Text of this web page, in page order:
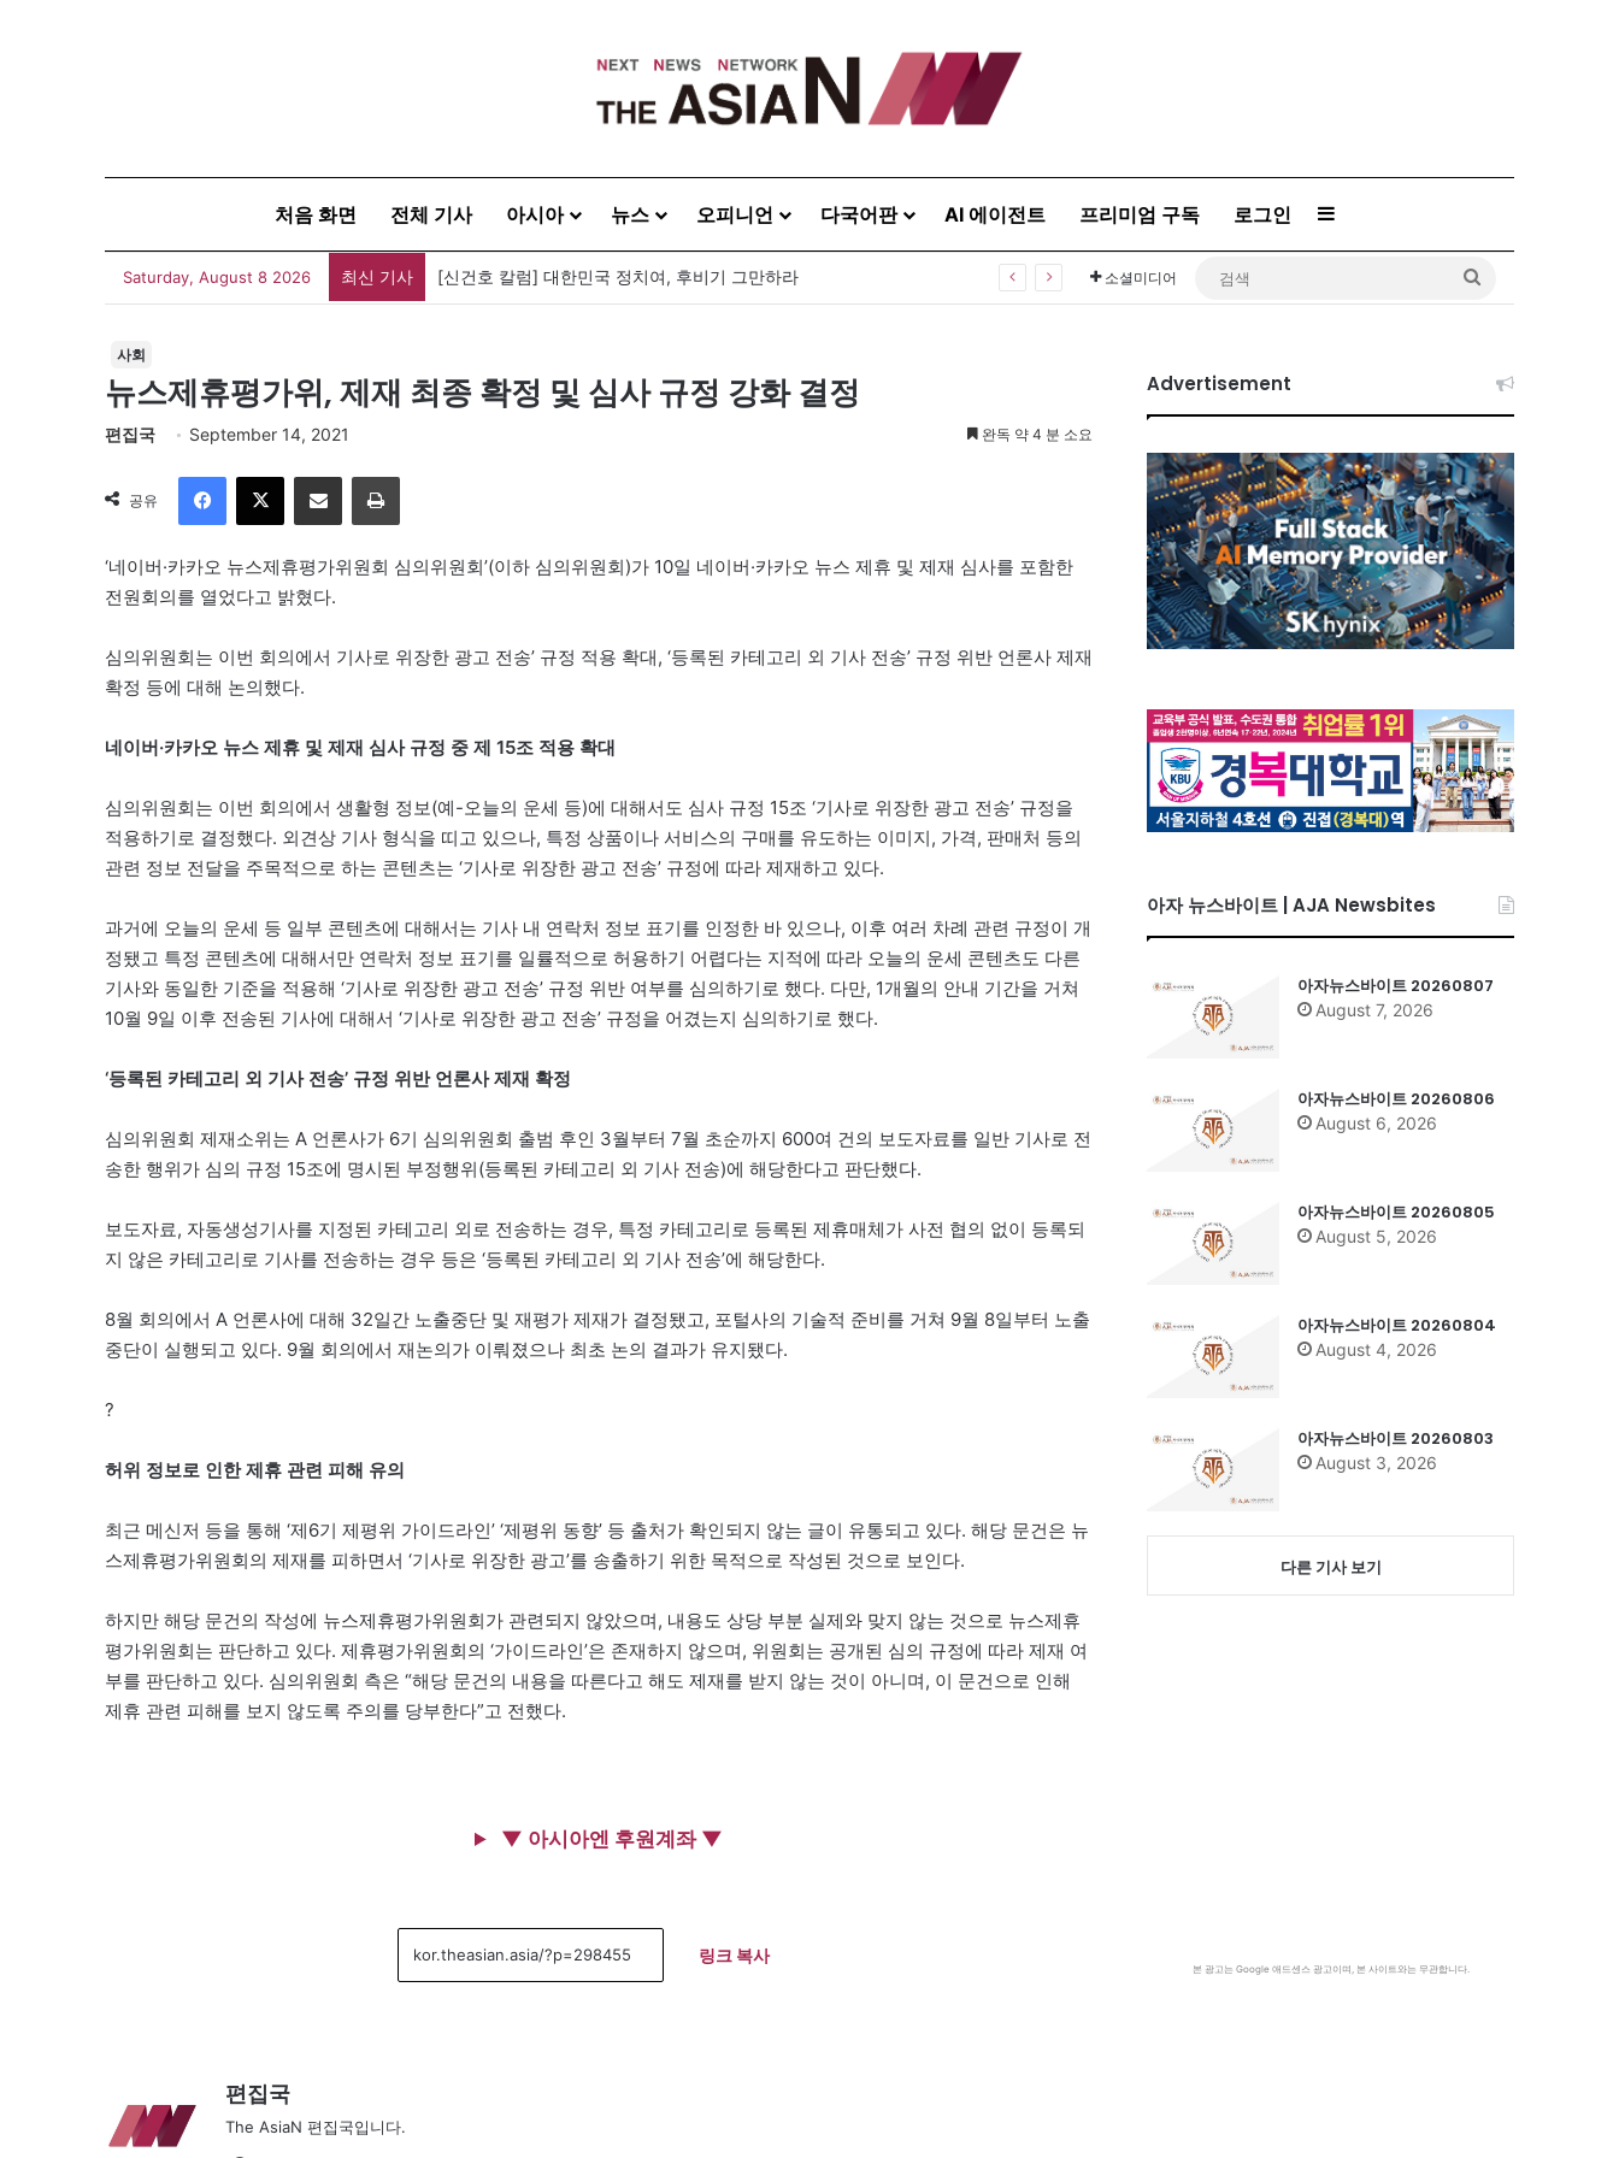
처음 화면 전체 기사 아시아 뉴스 오피니언 다국어판 AI 에이전트 프리미엄 구독 로그인 Sidebar
Saturday, August 8 2026 최신 기사 [신건호 칼럼] 대한민국 정치여, 후비기 그만하라 소셜미디어
사회
뉴스제휴평가위, 제재 최종 확정 및 심사 규정 강화 결정
편집국 September 14, 2021 완독 약 4 분 소요
공유
이메일
‘네이버·카카오 뉴스제휴평가위원회 심의위원회’(이하 심의위원회)가 10일 네이버·카카오 뉴스 제휴 및 제재 심사를 포함한
전원회의를 열었다고 밝혔다.
심의위원회는 이번 회의에서 기사로 위장한 광고 전송’ 규정 적용 확대, ‘등록된 카테고리 외 기사 전송’ 규정 위반 언론사 제재
확정 등에 대해 논의했다.
네이버·카카오 뉴스 제휴 및 제재 심사 규정 중 제 15조 적용 확대
심의위원회는 이번 회의에서 생활형 정보(예-오늘의 운세 등)에 대해서도 심사 규정 15조 ‘기사로 위장한 광고 전송’ 규정을
적용하기로 결정했다. 외견상 기사 형식을 띠고 있으나, 특정 상품이나 서비스의 구매를 유도하는 이미지, 가격, 판매처 등의
관련 정보 전달을 주목적으로 하는 콘텐츠는 ‘기사로 위장한 광고 전송’ 규정에 따라 제재하고 있다.
과거에 오늘의 운세 등 일부 콘텐츠에 대해서는 기사 내 연락처 정보 표기를 인정한 바 있으나, 이후 여러 차례 관련 규정이 개
정됐고 특정 콘텐츠에 대해서만 연락처 정보 표기를 일률적으로 허용하기 어렵다는 지적에 따라 오늘의 운세 콘텐츠도 다른
기사와 동일한 기준을 적용해 ‘기사로 위장한 광고 전송’ 규정 위반 여부를 심의하기로 했다. 다만, 1개월의 안내 기간을 거쳐
10월 9일 이후 전송된 기사에 대해서 ‘기사로 위장한 광고 전송’ 규정을 어겼는지 심의하기로 했다.
‘등록된 카테고리 외 기사 전송’ 규정 위반 언론사 제재 확정
심의위원회 제재소위는 A 언론사가 6기 심의위원회 출범 후인 3월부터 7월 초순까지 600여 건의 보도자료를 일반 기사로 전
송한 행위가 심의 규정 15조에 명시된 부정행위(등록된 카테고리 외 기사 전송)에 해당한다고 판단했다.
보도자료, 자동생성기사를 지정된 카테고리 외로 전송하는 경우, 특정 카테고리로 등록된 제휴매체가 사전 협의 없이 등록되
지 않은 카테고리로 기사를 전송하는 경우 등은 ‘등록된 카테고리 외 기사 전송’에 해당한다.
8월 회의에서 A 언론사에 대해 32일간 노출중단 및 재평가 제재가 결정됐고, 포털사의 기술적 준비를 거쳐 9월 8일부터 노출
중단이 실행되고 있다. 9월 회의에서 재논의가 이뤄졌으나 최초 논의 결과가 유지됐다.
?
허위 정보로 인한 제휴 관련 피해 유의
최근 메신저 등을 통해 ‘제6기 제평위 가이드라인’ ‘제평위 동향’ 등 출처가 확인되지 않는 글이 유통되고 있다. 해당 문건은 뉴
스제휴평가위원회의 제재를 피하면서 ‘기사로 위장한 광고’를 송출하기 위한 목적으로 작성된 것으로 보인다.
하지만 해당 문건의 작성에 뉴스제휴평가위원회가 관련되지 않았으며, 내용도 상당 부분 실제와 맞지 않는 것으로 뉴스제휴
평가위원회는 판단하고 있다. 제휴평가위원회의 ‘가이드라인’은 존재하지 않으며, 위원회는 공개된 심의 규정에 따라 제재 여
부를 판단하고 있다. 심의위원회 측은 “해당 문건의 내용을 따른다고 해도 제재를 받지 않는 것이 아니며, 이 문건으로 인해
제휴 관련 피해를 보지 않도록 주의를 당부한다”고 전했다.
▼ 아시아엔 후원계좌 ▼
링크 복사
편집국
The AsiaN 편집국입니다.
Advertisement
아자 뉴스바이트 | AJA Newsbites
아자뉴스바이트 20260807
August 7, 2026
아자뉴스바이트 20260806
August 6, 2026
아자뉴스바이트 20260805
August 5, 2026
아자뉴스바이트 20260804
August 4, 2026
아자뉴스바이트 20260803
August 3, 2026
다른 기사 보기
본 광고는 Google 애드센스 광고이며, 본 사이트와는 무관합니다.